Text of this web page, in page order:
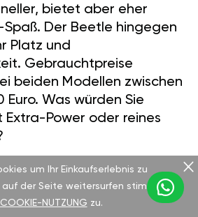
bietet aber eher
Der Beetle hingegen
Platz und
Gebrauchtpreise
beiden Modellen zwischen
Was würden Sie
Extra-Power oder reines
MIT GÄN TUNING
um Ihr Einkaufserlebnis zu
auf der Seite weitersurfen stimmen
COOKIE-NUTZUNG zu.